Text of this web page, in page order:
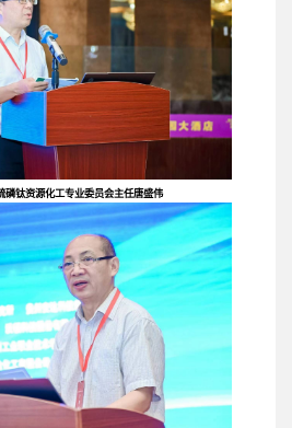
磷钛资源化工专业委员会主任唐盛伟